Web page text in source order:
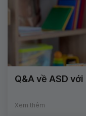
Q&A về ASD
Xem thêm